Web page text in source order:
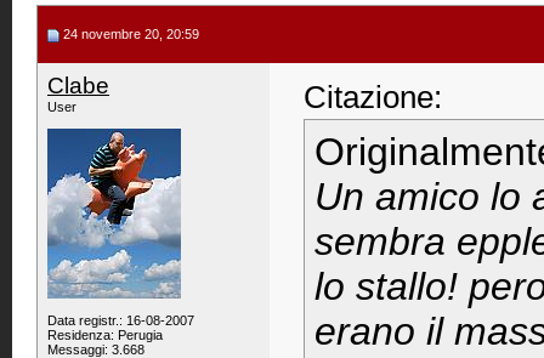
24 novembre 20, 20:59
Clabe
User
Data registr.: 16-08-2007
Residenza: Perugia
Messaggi: 3.668
Citazione:
Un amico lo
sembra
lo stallo!
erano il